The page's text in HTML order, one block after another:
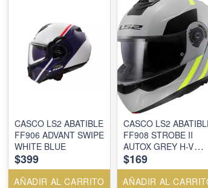
CASCO LS2 ABATIBLE
FF906 ADVANT SWIPE
WHITE BLUE
$399
AÑADIR AL CARRITO
CASCO LS2
FF908 STROBE II
AUTOX GREY H-V
YELLOW
$169
AÑADIR AL